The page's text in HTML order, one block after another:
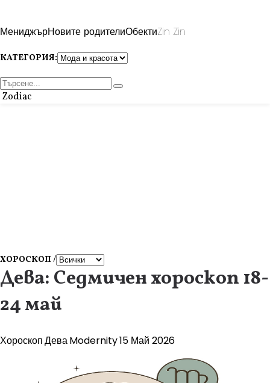
МениджърНовите родителиОбектиZin Zin
КАТЕГОРИЯ:
Zodiac
ХОРОСКОП /
Дева: Седмичен хороскоп 18-
24 май
ХороскопДеваModernity15 Май 2026